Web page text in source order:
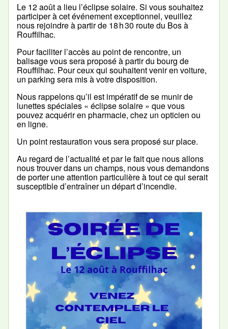
Le 12 août a lieu l’éclipse solaire. Si vous souhaitez
participer à cet événement exceptionnel, veuillez
nous rejoindre à partir de 18 h 30 route du Bos à
Rouffilhac.
Pour faciliter l’accès au point de rencontre, un
balisage vous sera proposé à partir du bourg de
Rouffilhac. Pour ceux qui souhaitent venir en voiture,
un parking sera mis à votre disposition.
Nous rappelons qu’il est impératif de se munir de
lunettes spéciales « éclipse solaire » que vous
pouvez acquérir en pharmacie, chez un opticien ou
en ligne.
Un point restauration vous sera proposé sur place.
Au regard de l’actualité et par le fait que nous allons
nous trouver dans un champs, nous vous demandons
de porter une attention particulière à tout ce qui serait
susceptible d’entraîner un départ d’incendie.